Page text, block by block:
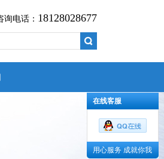
询电话： 18128028677
在线客服
用心服务 成就你我